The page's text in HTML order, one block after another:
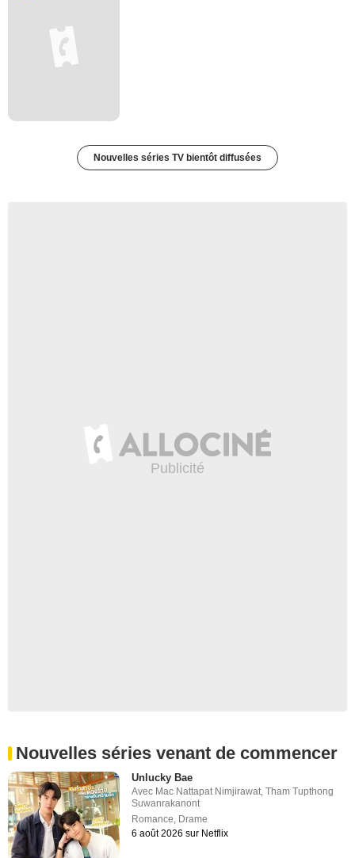
Nouvelles séries TV bientôt diffusées
Nouvelles séries venant de commencer
Unlucky Bae
Avec Mac Nattapat Nimjirawat,Tham Tupthong
Suwanrakanont
Romance, Drame
6 août 2026 sur Netflix